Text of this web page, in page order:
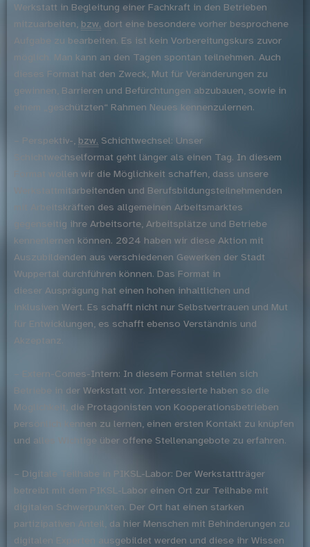
Werkstatt in Begleitung einer Fachkraft in den Betrieben
mitzuarbeiten, bzw. dort eine besondere vorher besprochene
Aufgabe zu bearbeiten. Es ist kein Vorbereitungskurs zuvor
möglich. Man kann an den Tagen spontan teilnehmen. Auch
dieses Format hat den Zweck, Mut für Veränderungen zu
gewinnen, Barrieren und Befürchtungen abzubauen, sowie in
einem „geschützten“ Rahmen Neues kennenzulernen.
– Perspektiv-, bzw. Schichtwechsel: Unser
Schichtwechselformat geht länger als einen Tag. In diesem
Format wollen wir die Möglichkeit schaffen, dass unsere
Werkstattmitarbeitenden und Berufsbildungsteilnehmenden
mit Arbeitskräften des allgemeinen Arbeitsmarktes
gegenseitig ihre Arbeitsorte, Arbeitsplätze und Betriebe
kennenlernen können. 2024 haben wir diese Aktion mit
Auszubildenden aus verschiedenen Gewerken der Stadt
Wuppertal durchführen können. Das Format in
dieser Ausprägung hat einen hohen inhaltlichen und
inklusiven Wert. Es schafft nicht nur Selbstvertrauen und Mut
für Entwicklungen, es schafft ebenso Verständnis und
Akzeptanz.
– Extern-Comes-Intern: In diesem Format stellen sich
Betriebe in der Werkstatt vor. Interessierte haben so die
Möglichkeit, die Protagonisten von Kooperationsbetrieben
persönlich kennen zu lernen, einen ersten Kontakt zu knüpfen
und alles Wichtige über offene Stellenangebote zu erfahren.
– Digitale Teilhabe in PIKSL-Labor: Der Werkstattträger
betreibt mit dem PIKSL-Labor einen Ort zur Teilhabe mit
digitalen Schwerpunkten. Der Ort hat einen starken
partizipativen Anteil, da hier Menschen mit Behinderungen zu
digitalen Experten ausgebildet werden und diese ihr Wissen